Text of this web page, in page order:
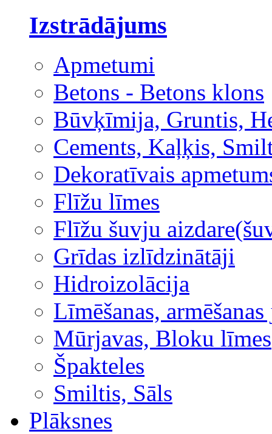
Izstrādājums
Apmetumi
Betons - Betons klons
Būvķīmija, Gruntis,
Cements, Kaļķis,
Dekoratīvais
Flīžu līmes
Flīžu šuvju
Grīdas izlīdzinātāji
Hidroizolācija
Līmēšanas, armēšanas
Mūrjavas, Bloku līmes
Špakteles
Smiltis, Sāls
Plāksnes